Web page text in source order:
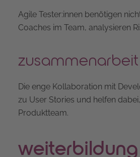
Agile Tester:innen benötigen
Coaches im Team, analysieren
Die enge Kollaboration mit
zu User Stories und helfen
Produktteam.